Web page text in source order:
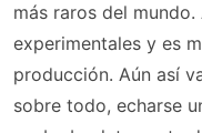
más raros del
experimentales y es
producción. Aún así
sobre todo, echarse